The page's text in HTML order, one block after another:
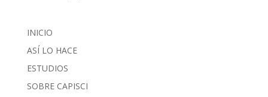
INICIO
ASÍ LO HACE
ESTUDIOS
SOBRE CAPISCI